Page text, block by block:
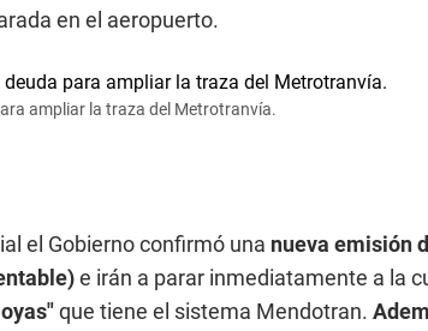
en el aeropuerto.
ampliar la traza del Metrotranvía.
el Gobierno confirmó una nueva emisión
e irán a parar inmediatamente a la
que tiene el sistema Mendotran.